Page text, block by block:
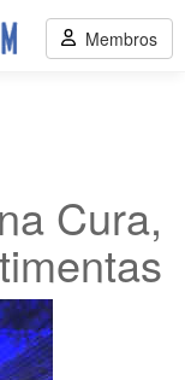
Cura,
Membros